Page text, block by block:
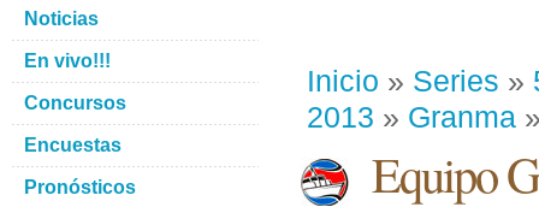
Inicio » Series »
2013 » Granma
Equipo
Noticias
En vivo!!!
Concursos
Encuestas
Pronósticos